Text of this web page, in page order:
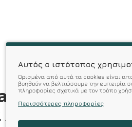
: Προϊόντα
Αξεπέραστη
Αυτός ο ιστότοπος
Ορισμένα από αυτά τα cookies είναι
βοηθούν να βελτιώσουμε την εμπειρία
πληροφορίες σχετικά με τον τρόπο
Περισσότερες πληροφορίες